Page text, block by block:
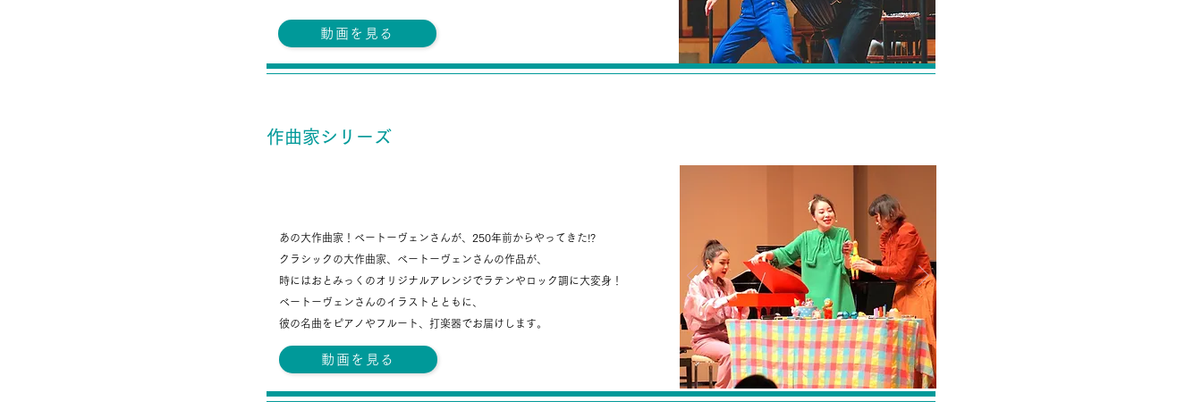
動画を見る
作曲家シリーズ
あの大作曲家！ベートーヴェンさんが、 250年前からやってきた!?
クラシックの大作曲家、 ベートーヴェンさんの作品が、
時にはおとみっくの オリジナルアレンジでラテンやロック調に大変身！
ベートーヴェンさんのイラストとともに、
彼の名曲をピアノやフルート、 打楽器でお届けします。
動画を見る